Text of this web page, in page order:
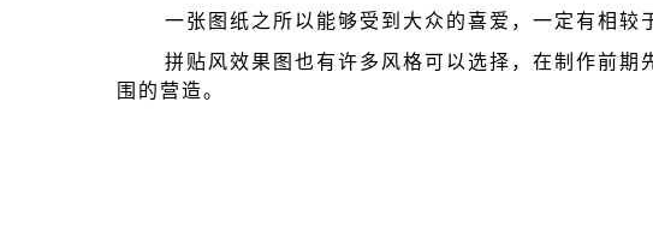
一张图纸之所以能够受到大众的喜爱，一定有相较
拼贴风效果图也有许多风格可以选择，在制作前期
围的营造。